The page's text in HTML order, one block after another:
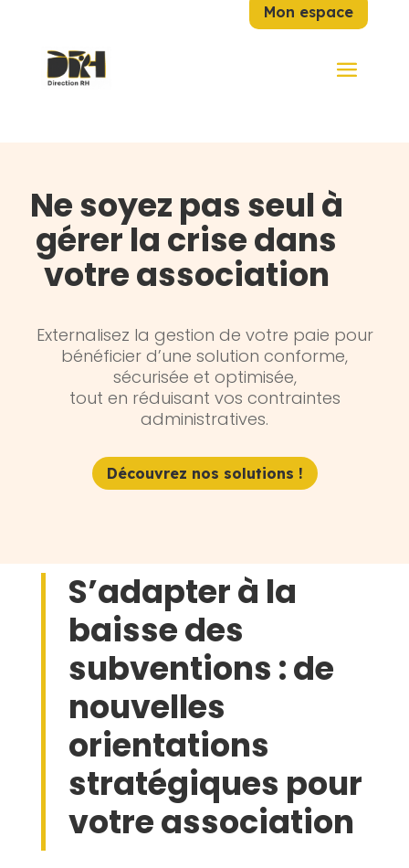
Mon espace
Ne soyez pas seul à
gérer la crise dans
votre association
Externalisez la gestion de votre paie pour
bénéficier d’une solution conforme,
sécurisée et optimisée,
tout en réduisant vos contraintes
administratives.
Découvrez nos solutions !
S’adapter à la
baisse des
subventions : de
nouvelles
orientations
stratégiques pour
votre association